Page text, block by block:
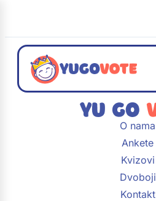
O nama
Ankete
Kvizovi
Dvoboji
Kontakt